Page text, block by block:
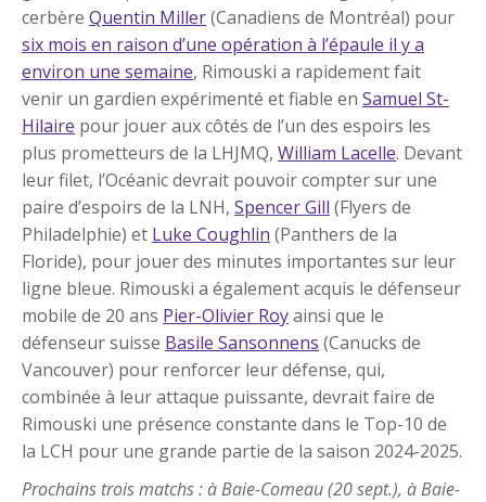
cerbère Quentin Miller(Canadiens de Montréal) pour
six mois en raison d’une opération à l’épaule il y a
environ une semaine, Rimouski a rapidement fait
venir un gardien expérimenté et fiable en Samuel St-
Hilaire pour jouer aux côtés de l’un des espoirs les
plus prometteurs de la LHJMQ, William Lacelle. Devant
leur filet, l’Océanic devrait pouvoir compter sur une
paire d’espoirs de la LNH, Spencer Gill (Flyers de
Philadelphie) et Luke Coughlin (Panthers de la
Floride), pour jouer des minutes importantes sur leur
ligne bleue. Rimouski a également acquis le défenseur
mobile de 20 ans Pier-Olivier Royainsi que le
défenseur suisse Basile Sansonnens (Canucks de
Vancouver) pour renforcer leur défense, qui,
combinée à leur attaque puissante, devrait faire de
Rimouski une présence constante dans le Top-10 de
la LCH pour une grande partie de la saison 2024-2025.
Prochains trois matchs : à Baie-Comeau (20 sept.), à Baie-